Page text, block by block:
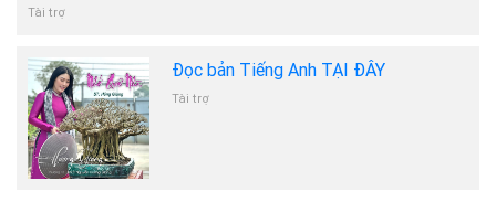
Tài trợ
Đọc bản Tiếng Anh TẠI ĐÂY
Tài trợ